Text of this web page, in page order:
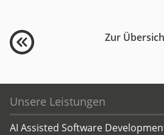
Zur
Unsere Leistungen
AI Assisted Software